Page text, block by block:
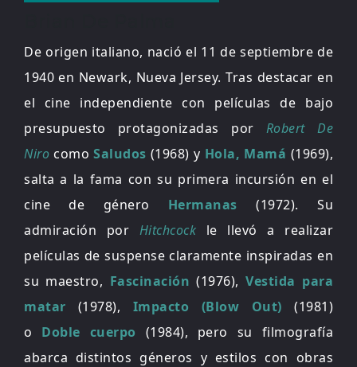
De origen italiano, nació el 11 de septiembre de
1940 en Newark, Nueva Jersey. Tras destacar en
el cine independiente con películas de bajo
presupuesto protagonizadas por Robert De
Niro como Saludos (1968) y Hola, Mamá (1969),
salta a la fama con su primera incursión en el
cine de género Hermanas (1972). Su
admiración por Hitchcock le llevó a realizar
películas de suspense claramente inspiradas en
su maestro, Fascinación (1976),Vestida para
matar (1978), Impacto (Blow Out) (1981)
o Doble cuerpo (1984), pero su filmografía
abarca distintos géneros y estilos con obras